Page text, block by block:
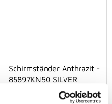
Schirmständer Anthrazit -
85897KN50 SILVER